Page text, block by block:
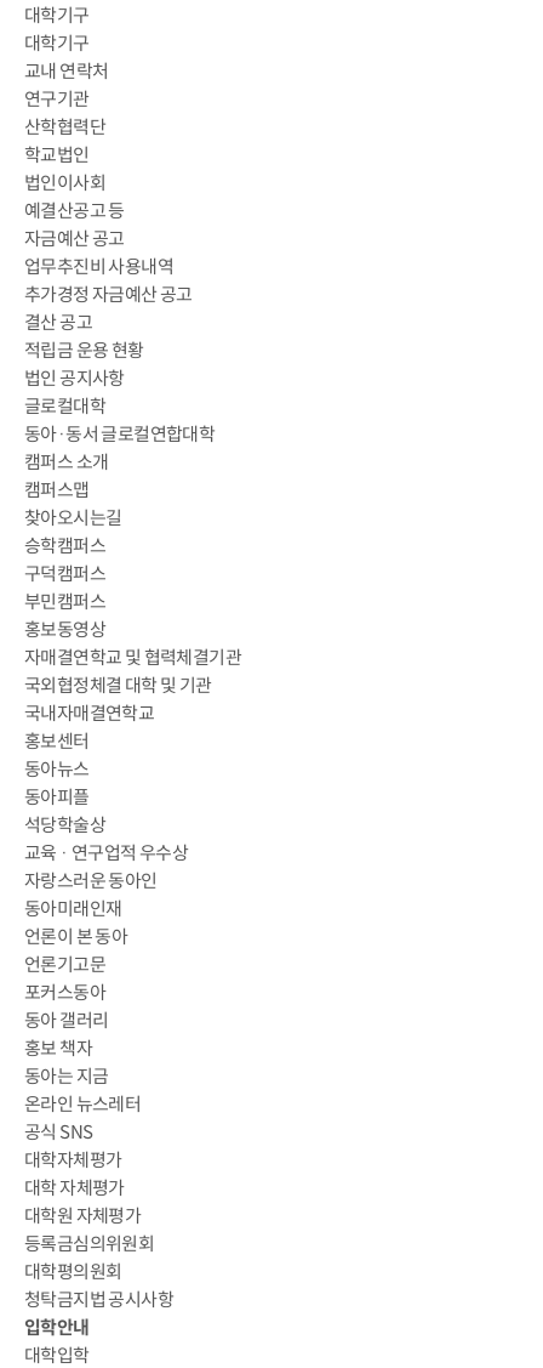
대학기구
대학기구
교내 연락처
연구기관
산학협력단
학교법인
법인이사회
예결산공고 등
자금예산 공고
업무추진비 사용내역
추가경정 자금예산 공고
결산 공고
적립금 운용 현황
법인 공지사항
글로컬대학
동아·동서 글로컬연합대학
캠퍼스 소개
캠퍼스맵
찾아오시는길
승학캠퍼스
구덕캠퍼스
부민캠퍼스
홍보동영상
자매결연학교 및 협력체결기관
국외협정체결 대학 및 기관
국내자매결연학교
홍보센터
동아뉴스
동아피플
석당학술상
교육 · 연구업적 우수상
자랑스러운 동아인
동아미래인재
언론이 본 동아
언론기고문
포커스동아
동아 갤러리
홍보 책자
동아는 지금
온라인 뉴스레터
공식 SNS
대학자체평가
대학 자체평가
대학원 자체평가
등록금심의위원회
대학평의원회
청탁금지법 공시사항
입학안내
대학입학